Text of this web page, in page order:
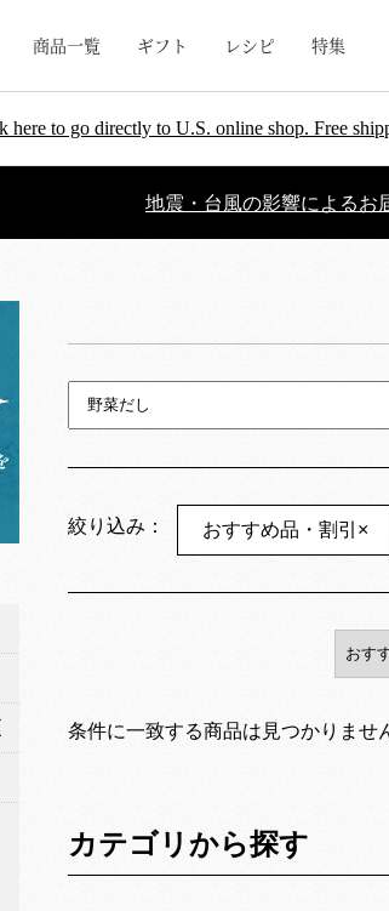
商品一覧 ギフト レシピ 特集
here to go directly to U.S. online shop. Free
地震・台風の影響によるお
絞り込み： おすすめ品・割引 ×
条件に一致する商品は見つかりませ
カテゴリから探す